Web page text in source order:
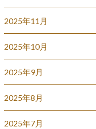
2025年11月
2025年10月
2025年9月
2025年8月
2025年7月